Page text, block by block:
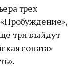
трех
три выйдут
соната»